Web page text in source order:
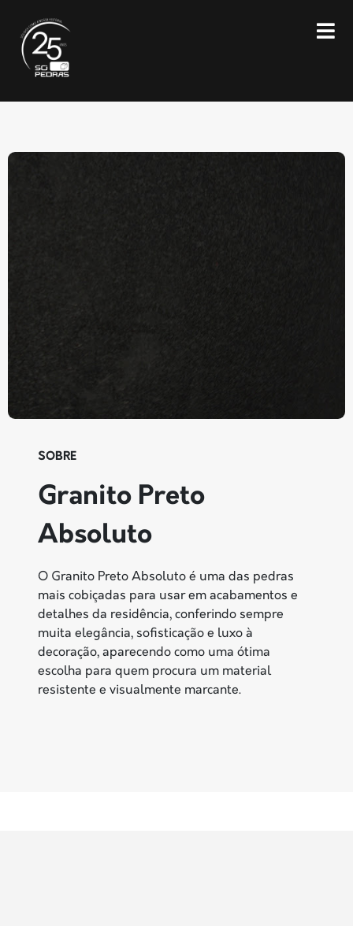
SOBRE
Granito Preto
Absoluto
O Granito Preto Absoluto é uma das pedras
mais cobiçadas para usar em acabamentos e
detalhes da residência, conferindo sempre
muita elegância, sofisticação e luxo à
decoração, aparecendo como uma ótima
escolha para quem procura um material
resistente e visualmente marcante.